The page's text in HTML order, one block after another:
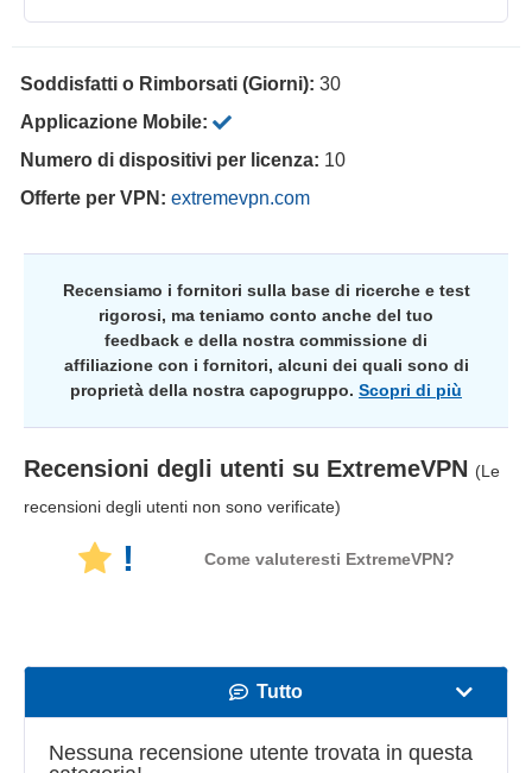
Soddisfatti o Rimborsati (Giorni): 30
Applicazione Mobile:
Numero di dispositivi per licenza: 10
Offerte per VPN: extremevpn.com
Recensiamo i fornitori sulla base di ricerche e test
rigorosi, ma teniamo conto anche del tuo
feedback e della nostra commissione di
affiliazione con i fornitori, alcuni dei quali sono di
proprietà della nostra capogruppo. Scopri di più
Recensioni degli utenti su ExtremeVPN (Le
recensioni degli utenti non sono verificate)
! Come valuteresti ExtremeVPN?
Tutto
Velocità
Nessuna recensione utente trovata in questa